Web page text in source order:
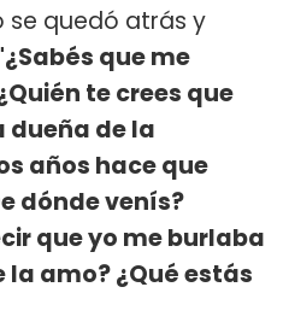
se quedó atrás y
que me
te crees que
dueña de la
años hace que
dónde venís?
que yo me burlaba
la amo? ¿Qué estás